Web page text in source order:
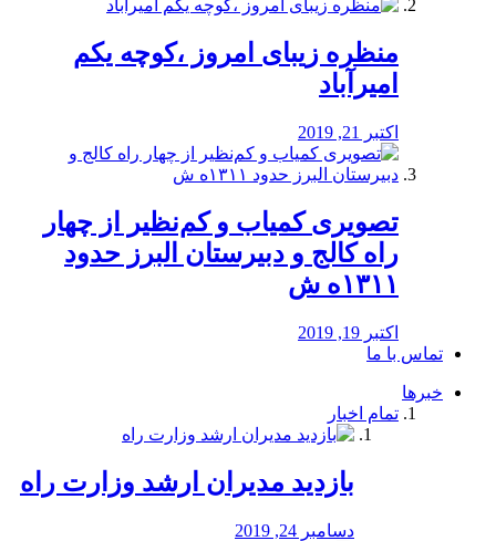
منظره‌‌ زیبای امروز ،کوچه یکم
امیرآباد
اکتبر 21, 2019
️تصویری کمیاب و کم‌نظیر از چهار
راه كالج و دبيرستان البرز حدود
۱۳۱۱ه ش
اکتبر 19, 2019
تماس با ما
خبرها
تمام اخبار
بازدید مدیران ارشد وزارت راه
دسامبر 24, 2019